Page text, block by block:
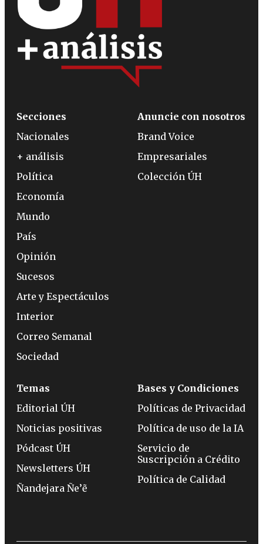
Secciones
Nacionales
+ análisis
Política
Economía
Mundo
País
Opinión
Sucesos
Arte y Espectáculos
Interior
Correo Semanal
Sociedad
Anuncie con nosotros
Brand Voice
Empresariales
Colección ÚH
Temas
Editorial ÚH
Noticias positivas
Pódcast ÚH
Newsletters ÚH
Ñandejara Ñe’ẽ
Bases y Condiciones
Políticas de Privacidad
Política de uso de la IA
Servicio de
Suscripción a Crédito
Política de Calidad